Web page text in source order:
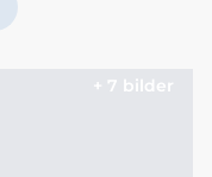
+ 7 bilder